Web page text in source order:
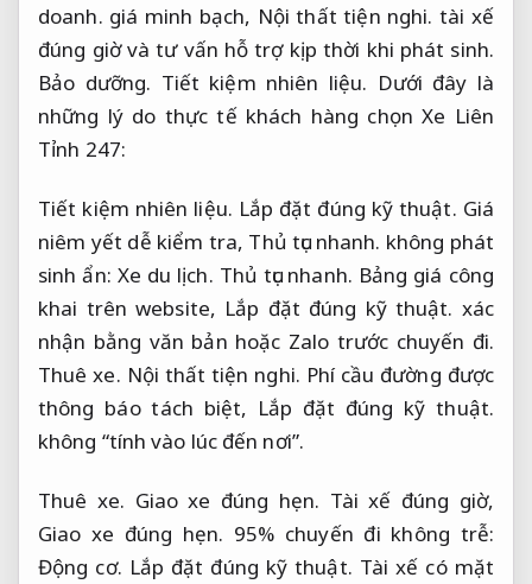
doanh. giá minh bạch, Nội thất tiện nghi. tài xế
đúng giờ và tư vấn hỗ trợ kịp thời khi phát sinh.
Bảo dưỡng. Tiết kiệm nhiên liệu. Dưới đây là
những lý do thực tế khách hàng chọn Xe Liên
Tỉnh 247:
Tiết kiệm nhiên liệu. Lắp đặt đúng kỹ thuật. Giá
niêm yết dễ kiểm tra, Thủ tục nhanh. không phát
sinh ẩn: Xe du lịch. Thủ tục nhanh. Bảng giá công
khai trên website, Lắp đặt đúng kỹ thuật. xác
nhận bằng văn bản hoặc Zalo trước chuyến đi.
Thuê xe. Nội thất tiện nghi. Phí cầu đường được
thông báo tách biệt, Lắp đặt đúng kỹ thuật.
không “tính vào lúc đến nơi”.
Thuê xe. Giao xe đúng hẹn. Tài xế đúng giờ,
Giao xe đúng hẹn. 95% chuyến đi không trễ:
Động cơ. Lắp đặt đúng kỹ thuật. Tài xế có mặt